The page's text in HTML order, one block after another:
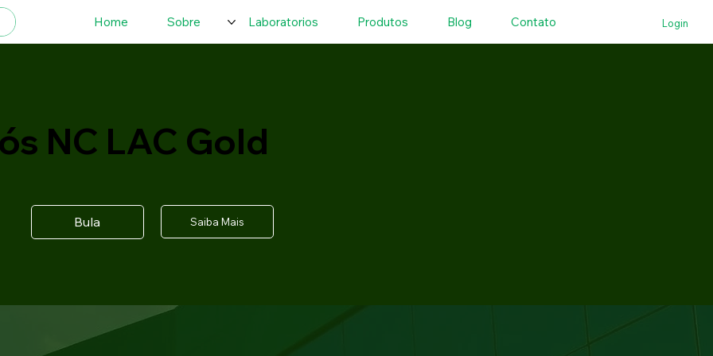
Home Sobre Laboratorios Produtos Blog Contato Login
NC LAC Gold
Bula Saiba Mais